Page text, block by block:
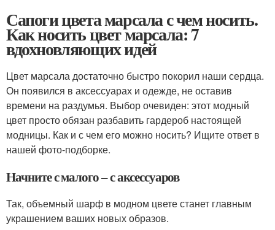
Сапоги цвета марсала с чем носить.
Как носить цвет марсала: 7
вдохновляющих идей
Цвет марсала достаточно быстро покорил наши сердца.
Он появился в аксессуарах и одежде, не оставив
времени на раздумья. Выбор очевиден: этот модный
цвет просто обязан разбавить гардероб настоящей
модницы. Как и с чем его можно носить? Ищите ответ в
нашей фото-подборке.
Начните с малого – с аксессуаров
Так, объемный шарф в модном цвете станет главным
украшением ваших новых образов.